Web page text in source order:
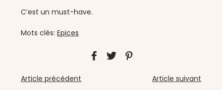
C’est un must-have.
Mots clés: Epices
Article précédent Article suivant